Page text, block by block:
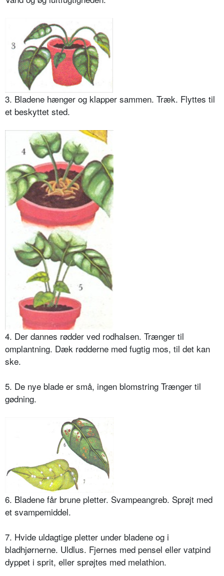
3. Bladene hænger og klapper sam­men. Træk. Flyttes til
et beskyttet sted.
4. Der dannes rødder ved rodhal­sen. Trænger til
omplantning. Dæk rødderne med fugtig mos, til det kan
ske.
5. De nye blade er små, ingen blomstring Trænger til
gød­ning.
6. Bladene får brune pletter. Svam­peangreb. Sprøjt med
et svampemiddel.
7. Hvide uldagtige pletter under bladene og i
bladhjørnerne. Uld­lus. Fjernes med pensel eller vatpind
dyppet i sprit, eller sprøjtes med melathion.